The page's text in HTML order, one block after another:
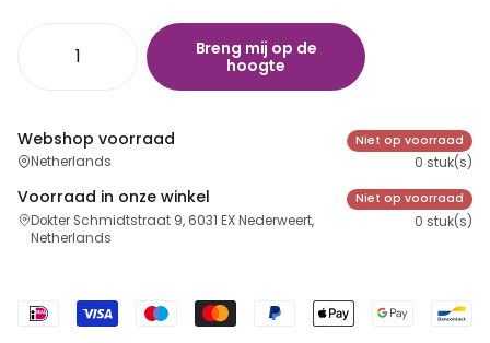
Breng mij op de
hoogte
Webshop voorraad
Netherlands
Niet op voorraad
0 stuk(s)
Voorraad in onze winkel
Dokter Schmidtstraat 9, 6031 EX Nederweert,
Netherlands
Niet op voorraad
0 stuk(s)